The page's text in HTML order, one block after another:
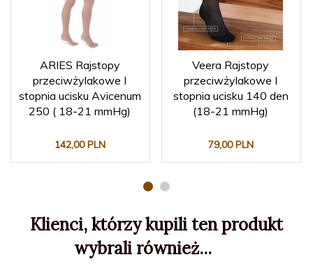
ARIES Rajstopy
przeciwżylakowe I
stopnia ucisku Avicenum
250 ( 18-21 mmHg)
142,00 PLN
Veera Rajstopy
przeciwżylakowe I
stopnia ucisku 140 den
(18-21 mmHg)
79,00 PLN
Klienci, którzy kupili ten produkt
wybrali również...